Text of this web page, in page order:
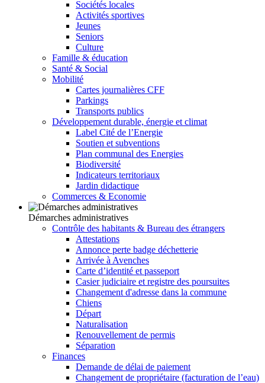
Sociétés locales
Activités sportives
Jeunes
Seniors
Culture
Famille & éducation
Santé & Social
Mobilité
Cartes journalières CFF
Parkings
Transports publics
Développement durable, énergie et climat
Label Cité de l’Energie
Soutien et subventions
Plan communal des Energies
Biodiversité
Indicateurs territoriaux
Jardin didactique
Commerces & Economie
Démarches administratives
Contrôle des habitants & Bureau des étrangers
Attestations
Annonce perte badge déchetterie
Arrivée à Avenches
Carte d’identité et passeport
Casier judiciaire et registre des poursuites
Changement d'adresse dans la commune
Chiens
Départ
Naturalisation
Renouvellement de permis
Séparation
Finances
Demande de délai de paiement
Changement de propriétaire (facturation de l’eau)